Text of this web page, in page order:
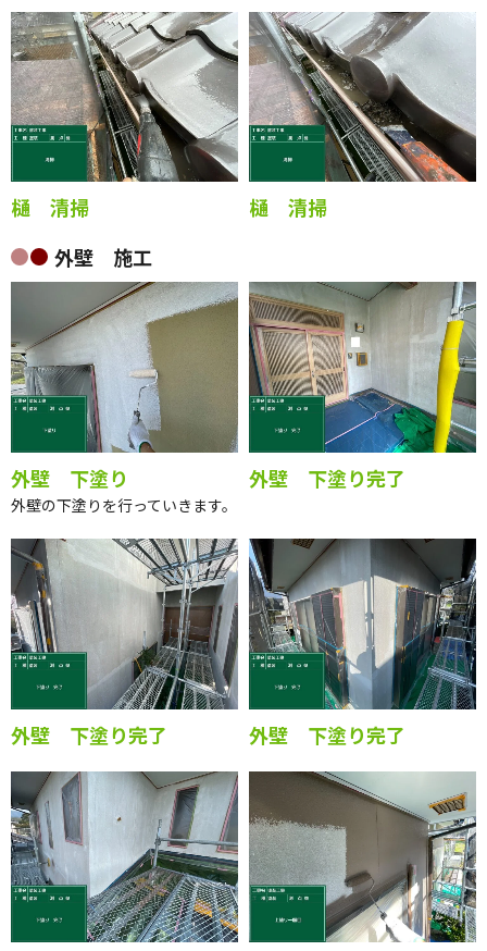
樋 清掃
樋 清掃
外壁 施工
外壁 下塗り
外壁の下塗りを行っていきます。
外壁 下塗り完了
外壁 下塗り完了 外壁 下塗り完了